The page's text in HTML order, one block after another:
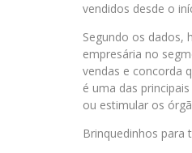
vendidos desde o
Segundo os dados,
empresária no
vendas e concorda
é uma das
ou estimular os
Brinquedinhos para